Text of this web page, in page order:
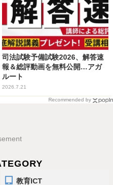
司法試験予備試験2026、解答速
報＆総評動画を無料公開…アガ
ルート
2026.7.21
Recommended by
教育ICT